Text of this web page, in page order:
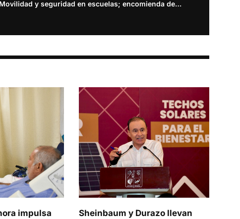
Movilidad y seguridad en escuelas; encomienda del alcalde Iván Sandoval
impulsa
Sheinbaum y Durazo llevan